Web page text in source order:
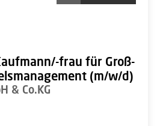
frau für Groß-
(m/w/d)
& Co.KG